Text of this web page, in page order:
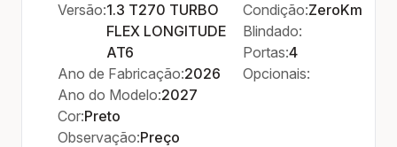
Versão:1.3 T270 TURBO
FLEX LONGITUDE
AT6
Ano de Fabricação:2026
Ano do Modelo:2027
Cor:Preto
Observação:Preço
Condição:ZeroKm
Blindado:
Portas:4
Opcionais: